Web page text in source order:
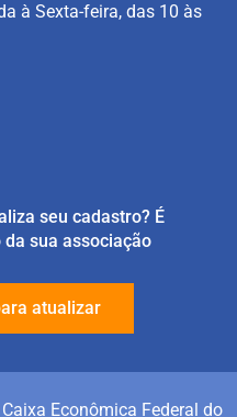
à Sexta-feira, das 10 às
seu cadastro? É
sua associação
atualizar
Econômica Federal do